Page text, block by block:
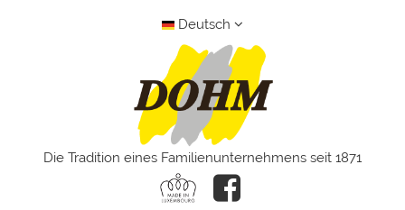
Deutsch
Die Tradition eines Familienunternehmens seit 1871